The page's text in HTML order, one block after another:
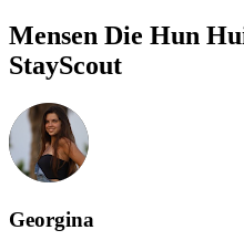
Mensen Die Hun
StayScout
Georgina